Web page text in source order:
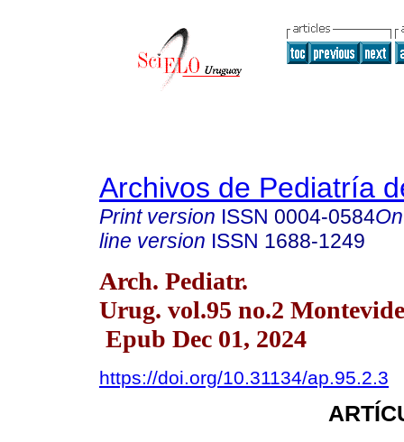
Archivos de Pediatría
Print version ISSN 0004-0584
line version ISSN 1688-1249
Arch. Pediatr.
Urug. vol.95 no.2
Epub Dec 01, 2024
https://doi.org/10.31134/ap.95.2.3